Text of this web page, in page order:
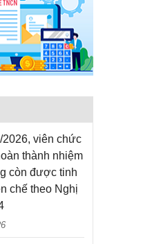
viên chức
thành nhiệm
còn được tinh
chế theo Nghị